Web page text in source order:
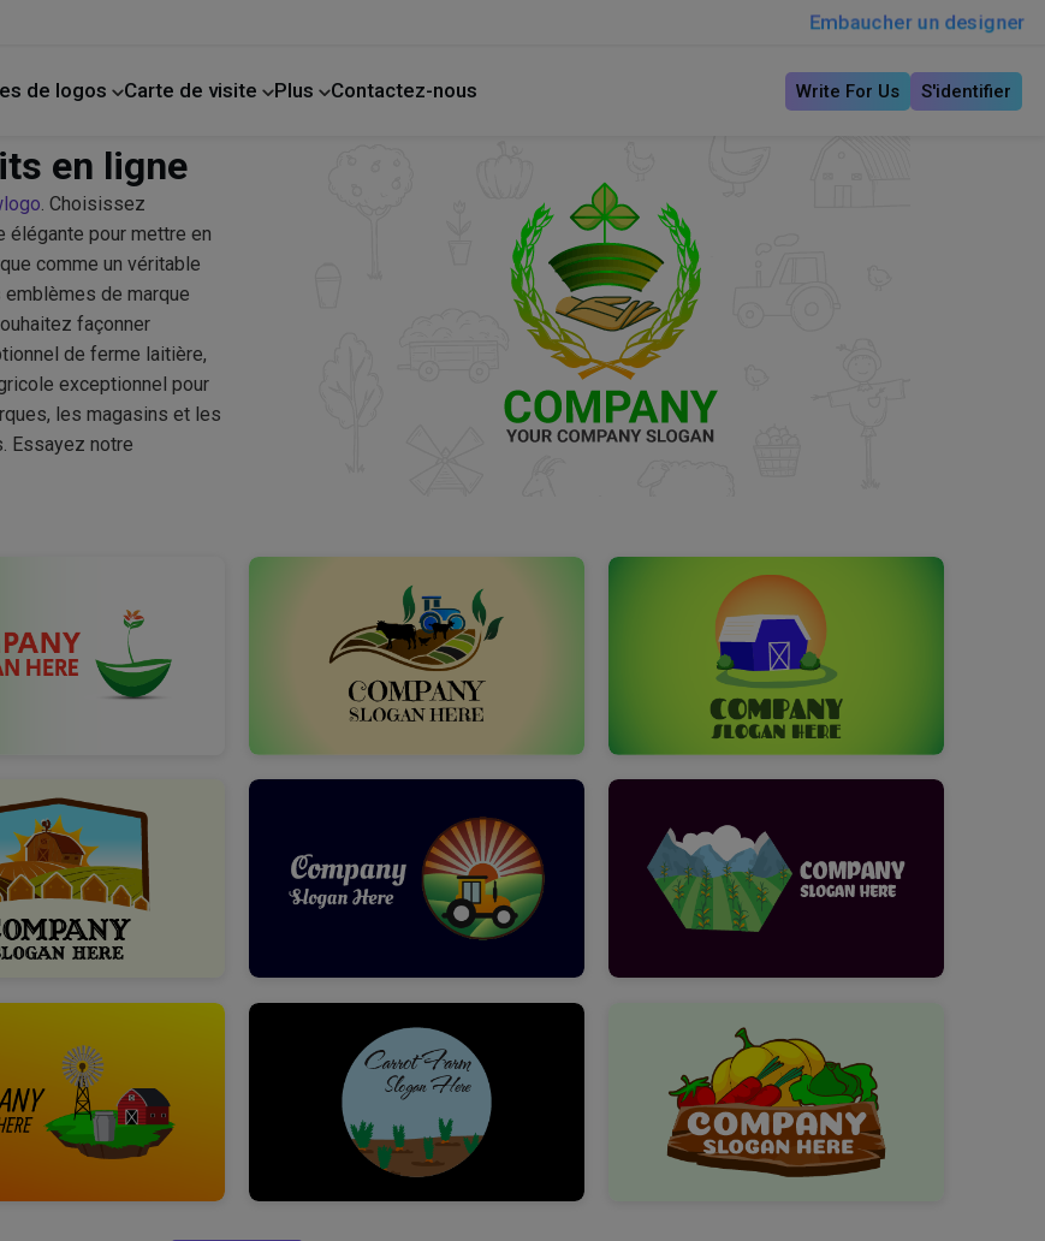
Embaucher un designer
de logos Carte de visite Plus Contactez-nous Write For Us S'identifier
en ligne
. Choisissez
pour mettre en
comme un véritable
de marque
façonner
de ferme laitière,
exceptionnel pour
les magasins et les
Essayez notre